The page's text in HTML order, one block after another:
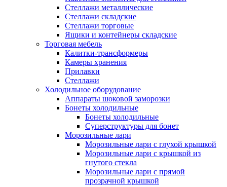
Стеллажи металлические
Стеллажи складские
Стеллажи торговые
Ящики и контейнеры складские
Торговая мебель
Калитки-трансформеры
Камеры хранения
Прилавки
Стеллажи
Холодильное оборудование
Аппараты шоковой заморозки
Бонеты холодильные
Бонеты холодильные
Суперструктуры для бонет
Морозильные лари
Морозильные лари с глухой крышкой
Морозильные лари с крышкой из
гнутого стекла
Морозильные лари с прямой
прозрачной крышкой